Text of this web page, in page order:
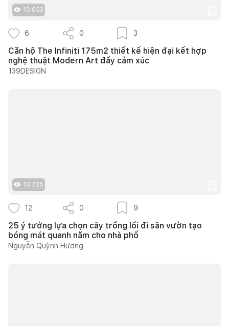
10.053
6 0 3
Căn hộ The Infiniti 175m2 thiết kế hiện đại kết hợp
nghệ thuật Modern Art đầy cảm xúc
139DESIGN
10.725
12 0 9
25 ý tưởng lựa chọn cây trồng lối đi sân vườn tạo
bóng mát quanh năm cho nhà phố
Nguyễn Quỳnh Hương